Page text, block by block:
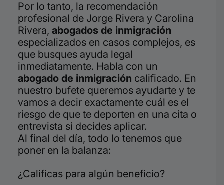
Por lo tanto, la recomendación
profesional de Jorge Rivera y Carolina
Rivera, abogados de inmigración
especializados en casos complejos, es
que busques ayuda legal
inmediatamente. Habla con un
abogado de inmigración calificado. En
nuestro bufete queremos ayudarte y te
vamos a decir exactamente cuál es el
riesgo de que te deporten en una cita o
entrevista si decides aplicar.
Al final del día, todo lo tenemos que
poner en la balanza:
¿Calificas para algún beneficio?